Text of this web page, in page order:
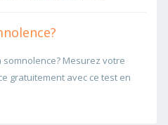
somnolence? Mesurez votre
gratuitement avec ce test en